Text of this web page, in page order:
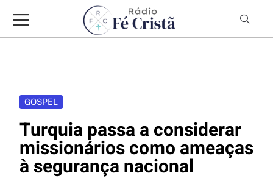
GOSPEL
Turquia passa a considerar
missionários como ameaças
à segurança nacional